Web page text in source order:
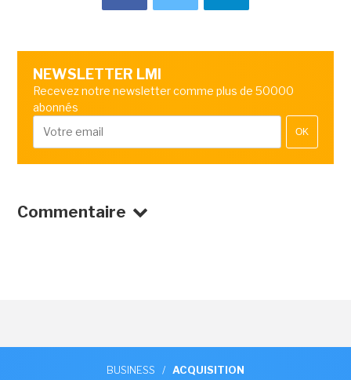
NEWSLETTER LMI
Recevez notre newsletter comme plus de 50000
abonnés
OK
Commentaire
BUSINESS / ACQUISITION